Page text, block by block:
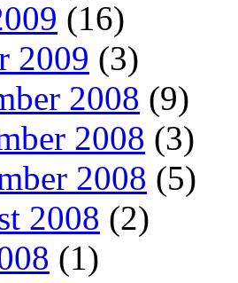
(16)
2009 (3)
2008 (9)
2008 (3)
2008 (5)
2008 (2)
(1)